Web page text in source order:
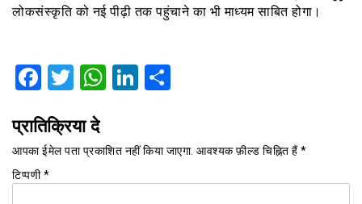
लोकसंस्कृति को नई पीढ़ी तक पहुंचाने का भी माध्यम साबित होगा।
Facebook
Twitter
WhatsApp
LinkedIn
प्रातिक्रिया दे
आपका ईमेल पता प्रकाशित नहीं किया जाएगा. आवश्यक फ़ील्ड चिह्नित हैं*
टिप्पणी*